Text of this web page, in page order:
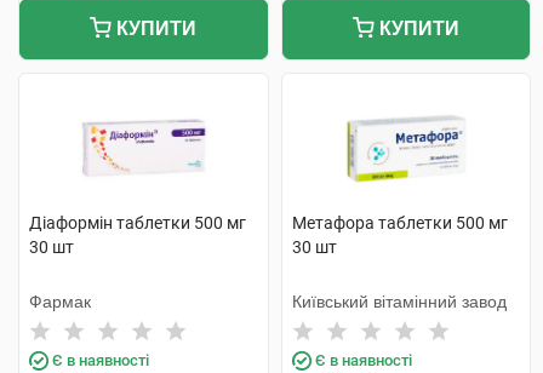
КУПИТИ КУПИТИ
Діаформін таблетки 500 мг
30 шт
Фармак
Є в наявності
Метафора таблетки 500 мг
30 шт
Київський вітамінний завод
Є в наявності